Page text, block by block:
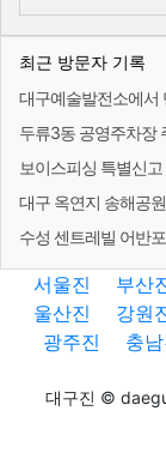
최근 방문자 기록
대구예술발전소에서
두류3동 공영주차장
보이스피싱 특별신
대구 옥연지 송해공
수성 센트레빌 어반
서울진 부산
울산진
강원
광주진
충
대구진 ©